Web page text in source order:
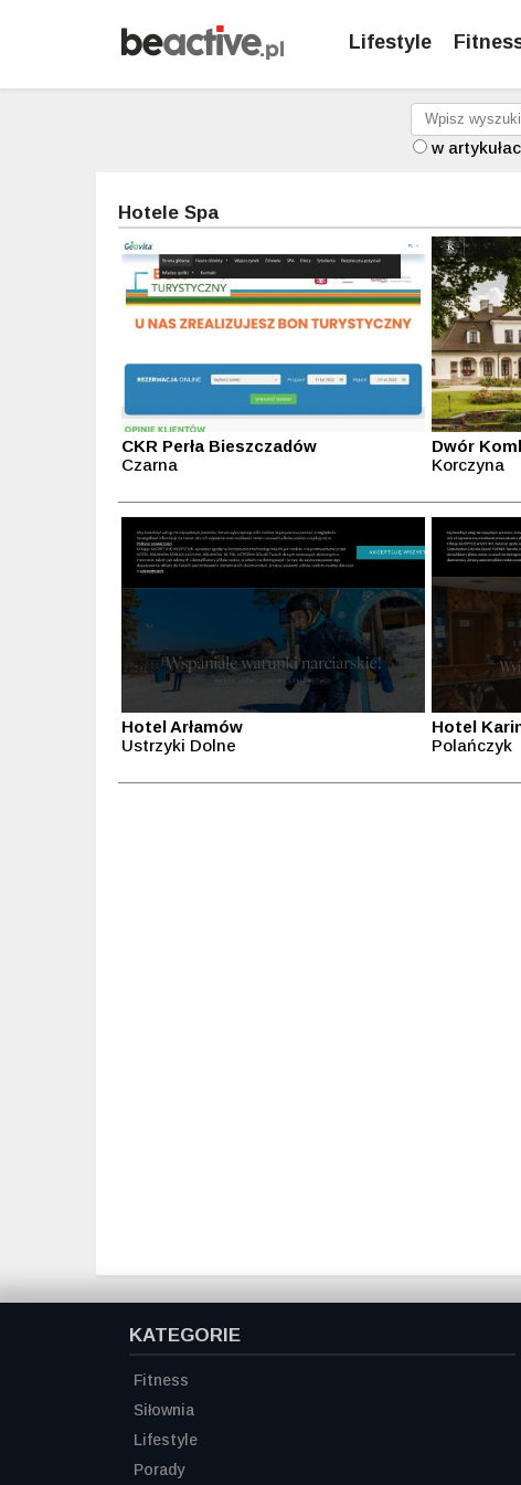
Lifestyle
w
Hotele Spa
CKR Perła Bieszczadów
Czarna
Dwór
Korczyna
Hotel Arłamów
Ustrzyki Dolne
Hotel
Polańczyk
KATEGORIE
Fitness
Siłownia
Lifestyle
Porady